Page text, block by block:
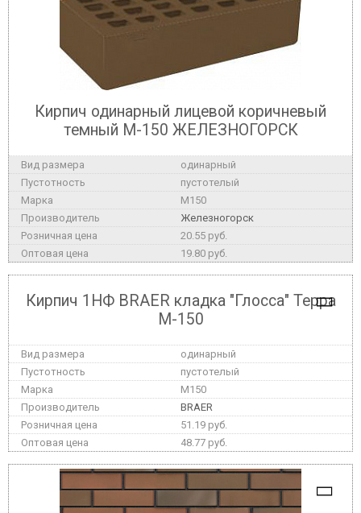
Кирпич одинарный лицевой коричневый
темный М-150 ЖЕЛЕЗНОГОРСК
одинарный
пустотелый
M150
Железногорск
20.55 руб.
19.80 руб.
Кирпич 1НФ BRAER кладка "Глосса" Терра
М-150
одинарный
пустотелый
M150
BRAER
51.19 руб.
48.77 руб.